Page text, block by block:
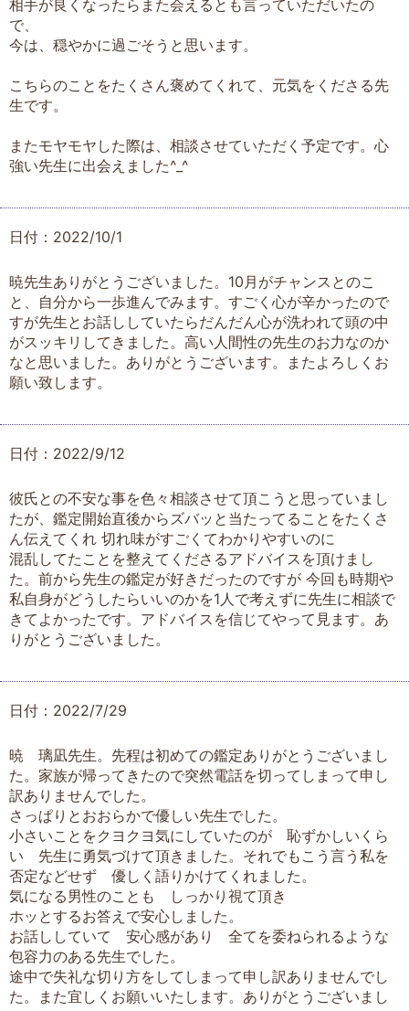
相手が良くなったらまた会えるとも言っていただいたの
で、
今は、穏やかに過ごそうと思います。
こちらのことをたくさん褒めてくれて、元気をくださる先
生です。
またモヤモヤした際は、相談させていただく予定です。心
強い先生に出会えました^_^
日付：2022/10/1
暁先生ありがとうございました。10月がチャンスとのこ
と、自分から一歩進んでみます。すごく心が辛かったので
すが先生とお話ししていたらだんだん心が洗われて頭の中
がスッキリしてきました。高い人間性の先生のお力なのか
なと思いました。ありがとうございます。またよろしくお
願い致します。
日付：2022/9/12
彼氏との不安な事を色々相談させて頂こうと思っていまし
たが、鑑定開始直後からズバッと当たってることをたくさ
ん伝えてくれ 切れ味がすごくてわかりやすいのに
混乱してたことを整えてくださるアドバイスを頂けまし
た。前から先生の鑑定が好きだったのですが 今回も時期や
私自身がどうしたらいいのかを1人で考えずに先生に相談で
きてよかったです。アドバイスを信じてやって見ます。あ
りがとうございました。
日付：2022/7/29
暁 璃凪先生。先程は初めての鑑定ありがとうございまし
た。家族が帰ってきたので突然電話を切ってしまって申し
訳ありませんでした。
さっぱりとおおらかで優しい先生でした。
小さいことをクヨクヨ気にしていたのが 恥ずかしいくら
い 先生に勇気づけて頂きました。それでもこう言う私を
否定などせず 優しく語りかけてくれました。
気になる男性のことも しっかり視て頂き
ホッとするお答えで安心しました。
お話ししていて 安心感があり 全てを委ねられるような
包容力のある先生でした。
途中で失礼な切り方をしてしまって申し訳ありませんでし
た。また宜しくお願いいたします。ありがとうございまし